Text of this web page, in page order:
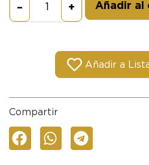
– + Añadir al
Añadir a
Compartir